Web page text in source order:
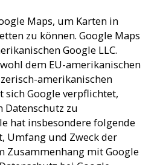
Maps, um Karten in
zu können. Google Maps
Google LLC.
dem EU-amerikanischen
amerikanischen
sich Google verpflichtet,
Datenschutz zu
hat insbesondere folgende
Umfang und Zweck der
Zusammenhang mit Google